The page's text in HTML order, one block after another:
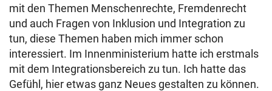
mit den Themen Menschenrechte, Fremdenrecht
und auch Fragen von Inklusion und Integration zu
tun, diese Themen haben mich immer schon
interessiert. Im Innenministerium hatte ich erstmals
mit dem Integrationsbereich zu tun. Ich hatte das
Gefühl, hier etwas ganz Neues gestalten zu können.